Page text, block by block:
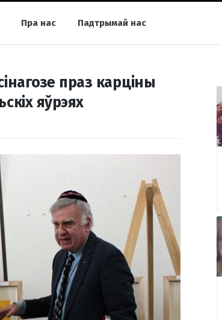
Пра нас
Падтрымай нас
праз карціны
яўрэях